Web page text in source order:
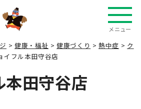
メニュー
> 健康・福祉 >健康づくり >熱中症 > ク
イフル本田守谷店
本田守谷店